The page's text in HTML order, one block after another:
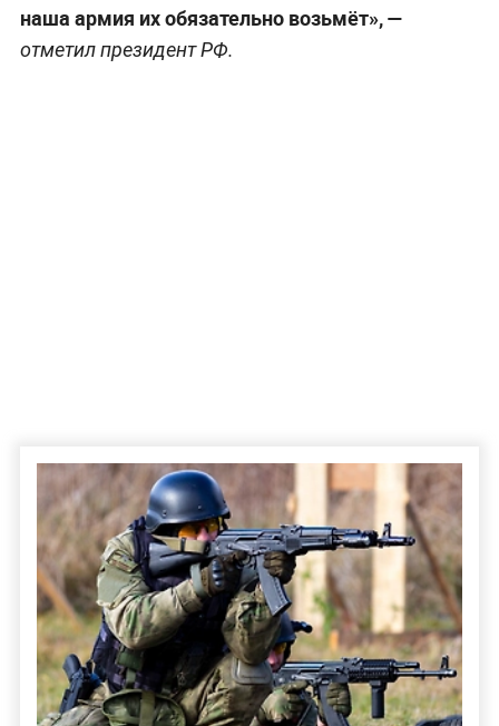
наша армия их обязательно возьмёт», —
отметил президент РФ.